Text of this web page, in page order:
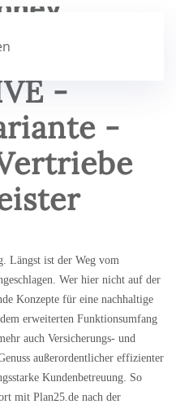
-
-
Längst ist der Weg vom
Wer hier nicht auf der
Konzepte für eine nachhaltige
erweiterten Funktionsumfang
auch Versicherungs- und
außerordentlicher effizienter
Kundenbetreuung. So
mit Plan25.de nach der